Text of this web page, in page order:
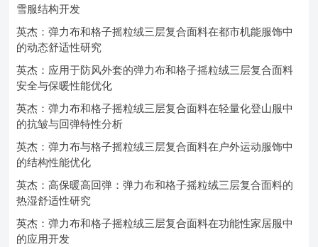
雪服结构开发
英杰：弹力布和格子摇粒绒三层复合面料在都市机能服饰中
的动态舒适性研究
英杰：应用于防风外套的弹力布和格子摇粒绒三层复合面料
安全与保暖性能优化
英杰：弹力布和格子摇粒绒三层复合面料在轻量化登山服中
的抗皱与回弹特性分析
英杰：弹力布与格子摇粒绒三层复合面料在户外运动服饰中
的结构性能优化
英杰：高保暖高回弹：弹力布和格子摇粒绒三层复合面料的
热湿舒适性研究
英杰：弹力布和格子摇粒绒三层复合面料在功能性家居服中
的应用开发